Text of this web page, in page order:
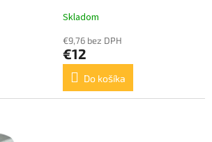
Skladom
€9,76 bez DPH
€12
Do košíka